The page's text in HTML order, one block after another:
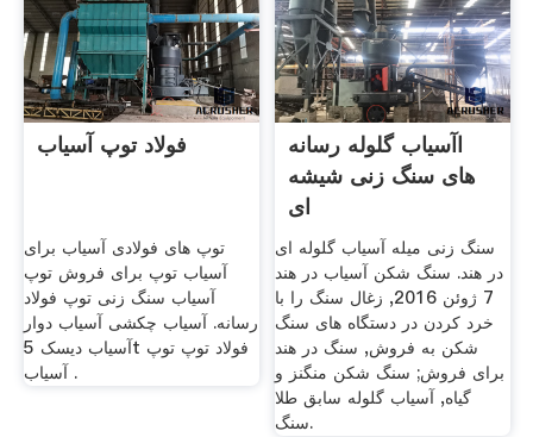
فولاد توپ آسیاب
توپ های فولادی آسیاب برای
آسیاب توپ برای فروش توپ
آسیاب سنگ زنی توپ فولاد
رسانه. آسیاب چکشی آسیاب دوار
آسیاب دیسک 5t فولاد توپ توپ
آسیاب .
اآسیاب گلوله رسانه
های سنگ زنی شیشه
ای
سنگ زنی میله آسیاب گلوله ای
در هند. سنگ شکن آسیاب در هند
7 ژوئن 2016, زغال سنگ را با
خرد کردن در دستگاه های سنگ
شکن به فروش, سنگ در هند
برای فروش; سنگ شکن منگنز و
گیاه, آسیاب گلوله سابق طلا
سنگ.